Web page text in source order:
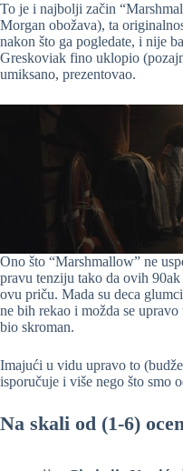
To je i najbolji začin
Morgan obožava), ta
nakon što ga pogledate, i nije
Greskoviak fino uklopio
umiksano, prezentovao.
Ono što “Marshmallow” ne
pravu tenziju tako da ovih
ovu priču. Mada su deca
ne bih rekao i možda se
bio skroman.
Imajući u vidu upravo to
isporučuje i više nego što smo
Na skali od (1-6)